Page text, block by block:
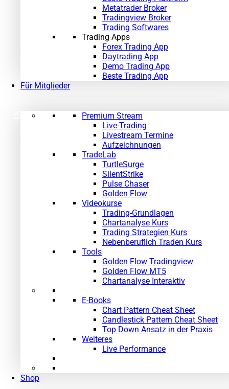
Metatrader Broker
Tradingview Broker
Trading Softwares
Trading Apps
Forex Trading App
Daytrading App
Demo Trading App
Beste Trading App
Für Mitglieder
Premium Stream
Live-Trading
Livestream Termine
Aufzeichnungen
TradeLab
TurtleSurge
SilentStrike
Pulse Chaser
Golden Flow
Videokurse
Trading-Grundlagen
Chartanalyse Kurs
Trading Strategien Kurs
Nebenberuflich Traden Kurs
Tools
Golden Flow Tradingview
Golden Flow MT5
Chartanalyse Interaktiv
E-Books
Chart Pattern Cheat Sheet
Candlestick Pattern Cheat Sheet
Top Down Ansatz in der Praxis
Weiteres
Live Performance
Shop
»